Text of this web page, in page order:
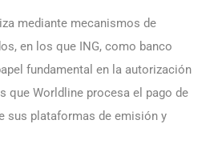
mediante mecanismos de
en los que ING, como banco
fundamental en la autorización
que Worldline procesa el pago de
sus plataformas de emisión y